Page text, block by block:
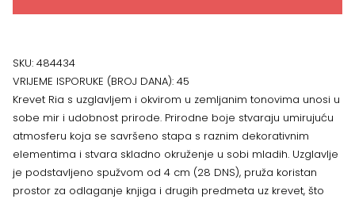
SKU: 484434
VRIJEME ISPORUKE (BROJ DANA): 45
Krevet Ria s uzglavljem i okvirom u zemljanim tonovima unosi u
sobe mir i udobnost prirode. Prirodne boje stvaraju umirujuću
atmosferu koja se savršeno stapa s raznim dekorativnim
elementima i stvara skladno okruženje u sobi mladih. Uzglavlje
je podstavljeno spužvom od 4 cm (28 DNS), pruža koristan
prostor za odlaganje knjiga i drugih predmeta uz krevet, što